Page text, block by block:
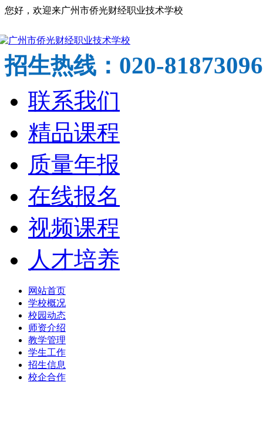
您好，欢迎来广州市侨光财经职业技术学校
招生热线： 020-81873096
联系我们
精品课程
质量年报
在线报名
视频课程
人才培养
网站首页
学校概况
校园动态
师资介绍
教学管理
学生工作
招生信息
校企合作